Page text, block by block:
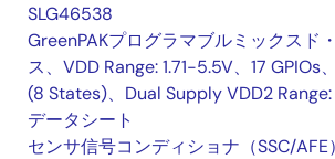
SLG46538
GreenPAKプログラマブルミックスド
ス、VDD Range: 1.71-5.5V、17 GPIOs
(8 States)、Dual Supply VDD2 Range:
データシート
センサ信号コンディショナ（SSC/AFE）